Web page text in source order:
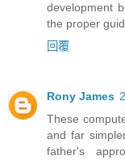
development
the proper
回覆
Rony James
These
and far
father's